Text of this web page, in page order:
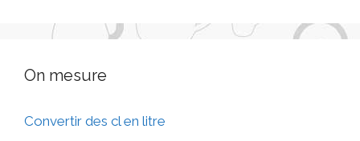
On mesure
Convertir des cl en litre